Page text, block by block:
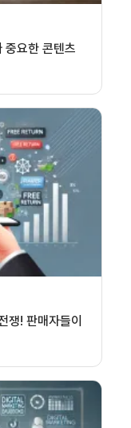
중요한 콘텐츠
쟁! 판매자들이